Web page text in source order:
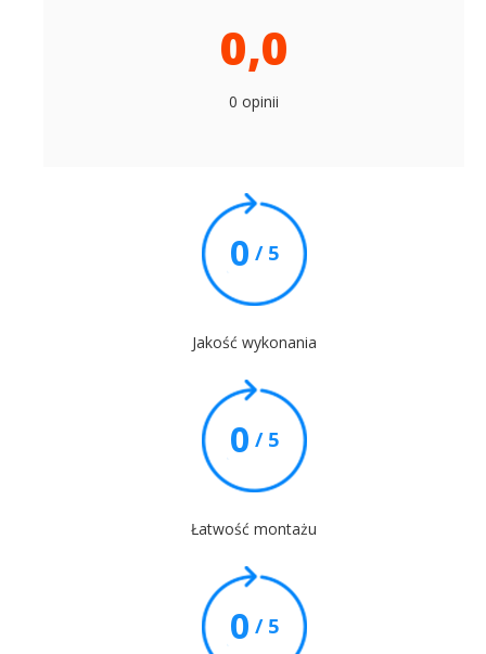
0,0
0 opinii
0 / 5
Jakość wykonania
0 / 5
Łatwość montażu
0 / 5